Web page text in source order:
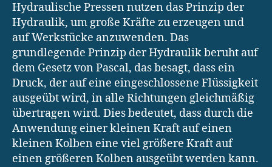
Hydraulische Pressen nutzen das Prinzip der
Hydraulik, um große Kräfte zu erzeugen und
auf Werkstücke anzuwenden. Das
grundlegende Prinzip der Hydraulik beruht auf
dem Gesetz von Pascal, das besagt, dass ein
Druck, der auf eine eingeschlossene Flüssigkeit
ausgeübt wird, in alle Richtungen gleichmäßig
übertragen wird. Dies bedeutet, dass durch die
Anwendung einer kleinen Kraft auf einen
kleinen Kolben eine viel größere Kraft auf
einen größeren Kolben ausgeübt werden kann.